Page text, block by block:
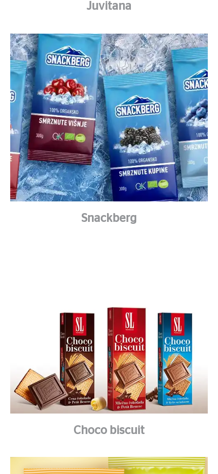
Juvitana
Snackberg
Choco biscuit